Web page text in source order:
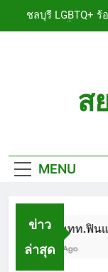
ชลบุรี LGBTQ+
ก่อนพบเป็นศพเป
คา
ชลบุรี นทท.ฟิน
รับผิดชอบ พ
ชลบุรี หนุ่มใหญ่
ชลบุรี ฉลุยก่อนหมด
ส
MENU
ข่าว
ล่าสุด
ชลบุรี นทท.ฟินแ
1 Month Ago